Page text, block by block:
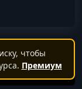
чтобы
Премиум